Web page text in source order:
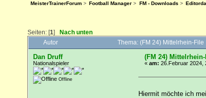
MeisterTrainerForum > Football Manager > FM - Downloads >
Seiten: [1] Nach unten
Autor Thema: (FM 24) Mittelrhein-
Dan Druff
Nationalspieler
Offline
(FM 24)
« am: 26.Februar 2024,
Hiermit möchte ich